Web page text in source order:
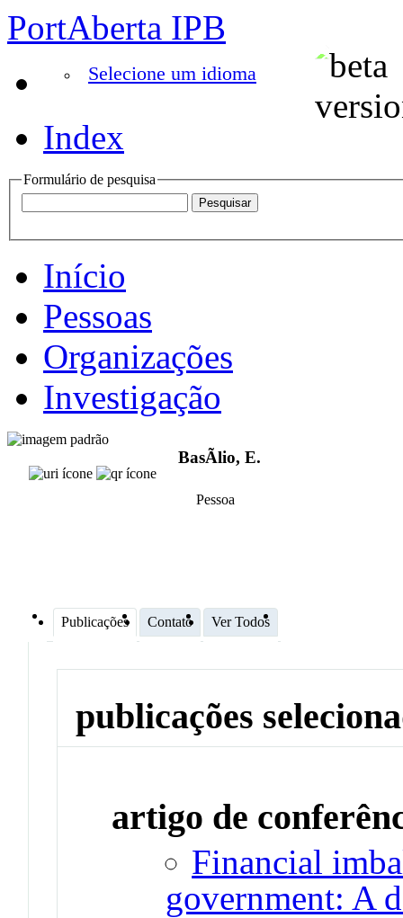
PortAberta IPB
Selecione um idioma
Index
Formulário de pesquisa
Início
Pessoas
Organizações
Investigação
BasÃ­lio, E.
Pessoa
Publicações Contato Ver Todos
publicações
artigo de
Financial
government: A